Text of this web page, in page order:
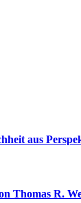
aus
Thomas R.